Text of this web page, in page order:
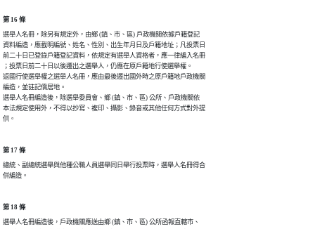
第 16 條
選舉人名冊，除另有規定外，由鄉 (鎮、市、區) 戶政機關依據戶籍登記
資料編造，應載明編號、姓名、性別、出生年月日及戶籍地址；凡投票日
前二十日已登錄戶籍登記資料，依規定有選舉人資格者，應一律編入名冊
；投票日前二十日以後遷出之選舉人，仍應在原戶籍地行使選舉權。
返國行使選舉權之選舉人名冊，應由最後遷出國外時之原戶籍地戶政機關
編造，並註記僑居地。
選舉人名冊編造後，除選舉委員會、鄉 (鎮、市、區) 公所、戶政機關依
本法規定使用外，不得以抄寫、複印、攝影、錄音或其他任何方式對外提
供。
第 17 條
總統、副總統選舉與他種公職人員選舉同日舉行投票時，選舉人名冊得合
併編造。
第 18 條
選舉人名冊編造後，戶政機關應送由鄉 (鎮、市、區) 公所函報直轄市、